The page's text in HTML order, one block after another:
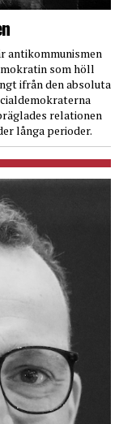
antikommunismen
som höll
ifrån den absoluta
relationen
långa perioder.